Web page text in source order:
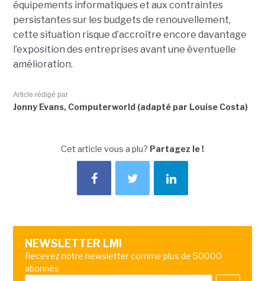
équipements informatiques et aux contraintes
persistantes sur les budgets de renouvellement,
cette situation risque d’accroître encore davantage
l’exposition des entreprises avant une éventuelle
amélioration.
Article rédigé par
Jonny Evans, Computerworld (adapté par Louise Costa)
Cet article vous a plu? Partagez le !
NEWSLETTER LMI
Recevez notre newsletter comme plus de 50000
abonnés